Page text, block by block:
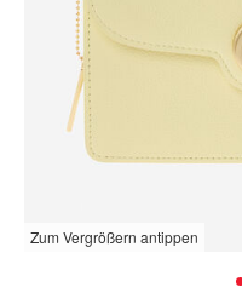
Zum Vergrößern antippen